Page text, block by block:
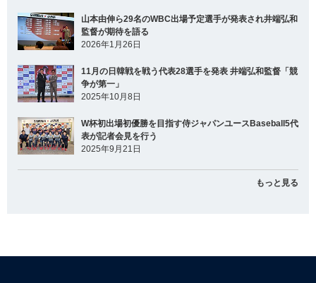
山本由伸ら29名のWBC出場予定選手が発表され井端弘和
監督が期待を語る
2026年1月26日
11月の日韓戦を戦う代表28選手を発表 井端弘和監督「競
争が第一」
2025年10月8日
W杯初出場初優勝を目指す侍ジャパンユースBaseball5代
表が記者会見を行う
2025年9月21日
もっと見る